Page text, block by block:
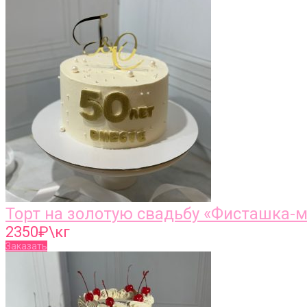
Торт на золотую свадьбу «Фисташка-
2350₽\кг
Заказать